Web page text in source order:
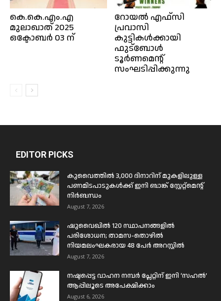
കെ.കെ.എം.എ
മുലാഖാത് 2025
ഒക്ടോബർ 03 ന്
റോയൽ എഫ്‌സി
പ്രവാസി
കുട്ടികൾക്കായി
ഫുട്ബോൾ
ടൂർണമെന്റ്
സംഘടിപ്പിക്കുന്നു
EDITOR PICKS
കുവൈത്തിൽ 3,000 ദിനാറിന് മുകളിലുള്ള
പണമിടപാടുകൾക്ക് ഇനി ബാങ്ക് സ്റ്റേറ്റ്മെന്റ്
നിർബന്ധം
August 7, 2026
ഷുവൈഖിൽ 120 സ്ഥാപനങ്ങളിൽ
പരിശോധന; താമസ-തൊഴിൽ
നിയമലംഘകരായ 48 പേർ അറസ്റ്റിൽ
August 7, 2026
നഷ്ടപ്പെട്ട വാഹന നമ്പർ പ്ലേറ്റിന് ഇനി ‘സഹൽ’
ആപ്പിലൂടെ അപേക്ഷിക്കാം
August 6, 2026